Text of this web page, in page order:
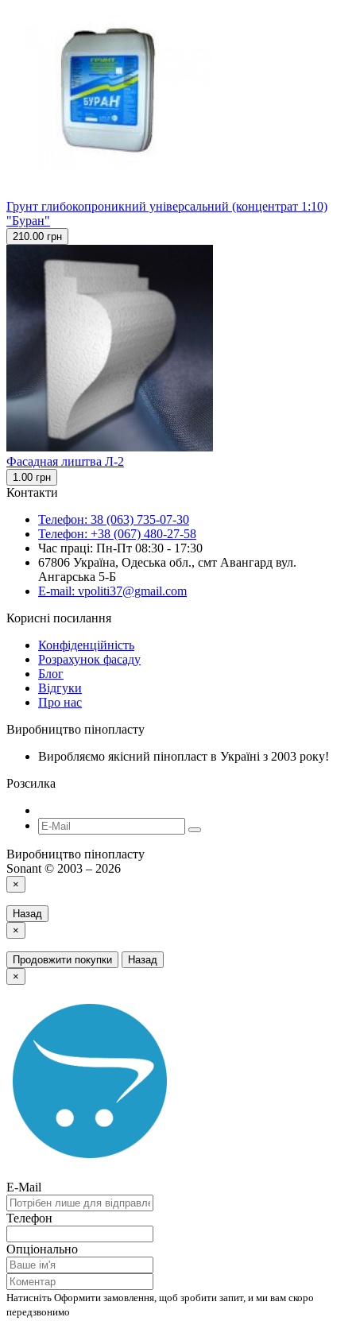
Грунт глибокопроникний універсальний (концентрат 1:10)
"Буран"
210.00 грн
Фасадная лиштва Л-2
1.00 грн
Контакти
Телефон: 38 (063) 735-07-30
Телефон: +38 (067) 480-27-58
Час праці: Пн-Пт 08:30 - 17:30
67806 Україна, Одеська обл., смт Авангард вул.
Ангарська 5-Б
E-mail: vpoliti37@gmail.com
Корисні посилання
Конфіденційність
Розрахунок фасаду
Блог
Відгуки
Про нас
Виробництво пінопласту
Виробляємо якісний пінопласт в Україні з 2003 року!
Розсилка
Виробництво пінопласту
Sonant © 2003 – 2026
×
Назад
×
Продовжити покупки
Назад
×
E-Mail
Телефон
Опціонально
Натисніть Оформити замовлення, щоб зробити запит, и ми вам скоро
передзвонимо